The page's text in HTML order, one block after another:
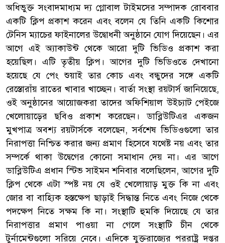
অধিভুক্ত সংবাদমাধ্যম দ্য গ্লোবাল টাইমসের সম্পাদক রোববার
একটি ক্লিপ প্রকাশ করেন এবং বলেন যে তিনি একটি কিশোর
টেনিস ম্যাচের ফাইনালের উদ্বোধনী অনুষ্ঠানে যোগ দিয়েছেন। এর
আগে এই অ্যাকাউন্ট থেকে আরো দুটি ভিডিও প্রকাশ করা
হয়েছিল। এটি তৃতীয় ক্লিপ। আগের দুটি ভিডিওতে দেখানো
হয়েছে যে পেং শুয়াই তার কোচ এবং বন্ধুদের সঙ্গে একটি
রেস্তোরাঁয় রাতের খাবার খাচ্ছেন। বার্তা সংস্থা রয়টার্স জানিয়েছে,
ওই অনুষ্ঠানের আয়োজকরা তাদের অফিশিয়াল উইচ্যাট পেইজে
খেলোয়াড়ের ছবিও প্রকাশ করেছেন। ডাব্লিউটিএর একজন
মুখপাত্র অবশ্য রয়টার্সকে বলেছেন, সর্বশেষ ভিডিওগুলো তার
নিরাপত্তা নিশ্চিত করার জন্য প্রমাণ হিসেবে যথেষ্ট নয় এবং তার
সম্পর্কে থাকা উদ্বেগের কোনো সমাধান দেয় না। এর আগে
ডাব্লিউটিএ প্রধান স্টিভ সাইমন শনিবার বলেছিলেন, আগের দুটি
ক্লিপ থেকে এটা স্পষ্ট নয় যে ওই খেলোয়াড় মুক্ত কি না এবং
জোর বা বাহ্যিক হস্তক্ষেপ ছাড়াই সিদ্ধান্ত নিতে এবং নিজে থেকে
পদক্ষেপ নিতে সক্ষম কি না। সংস্থাটি হুমকি দিয়েছে যে তার
নিরাপত্তার প্রমাণ পাওয়া না গেলে সংস্থাটি চীন থেকে
টুর্নামেন্টগুলো সরিয়ে নেবে। এদিকে যুক্তরাজ্যের পররাষ্ট্র দপ্তর